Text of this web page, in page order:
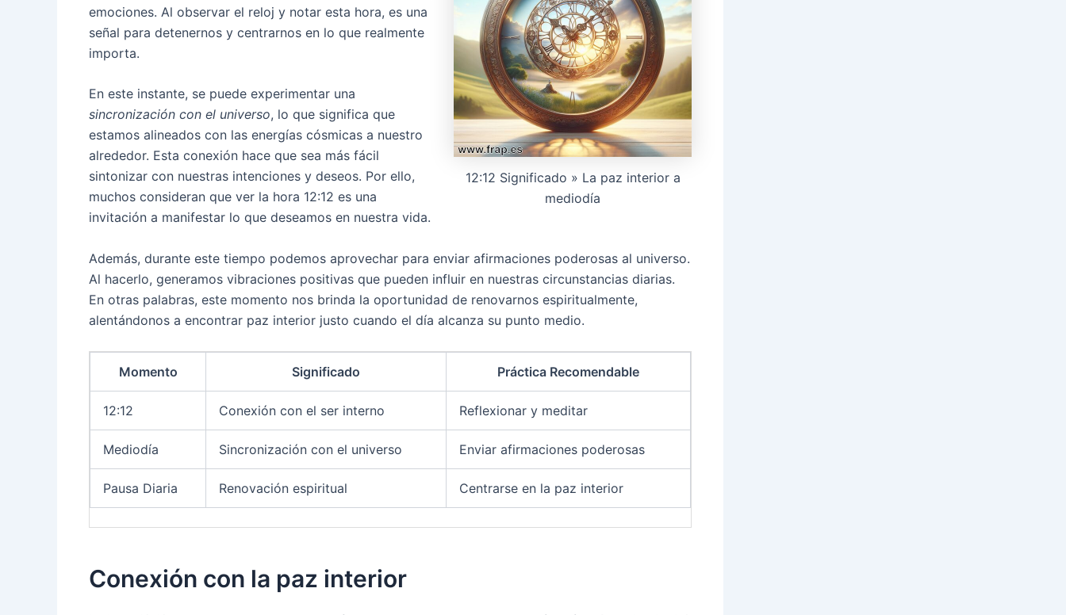
12:12 Significado » La paz interior a
mediodía
emociones. Al observar el reloj y notar esta hora, es una
señal para detenernos y centrarnos en lo que realmente
importa.
En este instante, se puede experimentar una
sincronización con el universo, lo que significa que
estamos alineados con las energías cósmicas a nuestro
alrededor. Esta conexión hace que sea más fácil
sintonizar con nuestras intenciones y deseos. Por ello,
muchos consideran que ver la hora 12:12 es una
invitación a manifestar lo que deseamos en nuestra vida.
Además, durante este tiempo podemos aprovechar para enviar afirmaciones poderosas al universo.
Al hacerlo, generamos vibraciones positivas que pueden influir en nuestras circunstancias diarias.
En otras palabras, este momento nos brinda la oportunidad de renovarnos espiritualmente,
alentándonos a encontrar paz interior justo cuando el día alcanza su punto medio.
Momento Significado Práctica Recomendable
12:12 Conexión con el ser interno Reflexionar y meditar
Mediodía Sincronización con el universo Enviar afirmaciones poderosas
Pausa Diaria Renovación espiritual Centrarse en la paz interior
Conexión con la paz interior